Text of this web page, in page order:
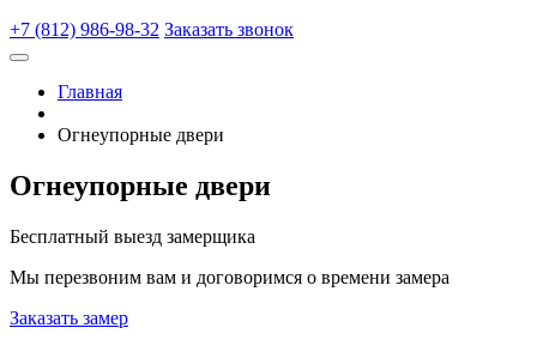
+7 (812) 986-98-32 Заказать звонок
Главная
Огнеупорные двери
Огнеупорные двери
Бесплатный выезд замерщика
Мы перезвоним вам и договоримся о времени замера
Заказать замер